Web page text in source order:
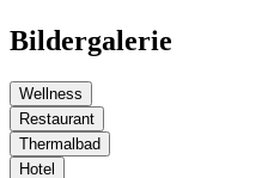
Bildergalerie
Wellness
Restaurant
Thermalbad
Hotel